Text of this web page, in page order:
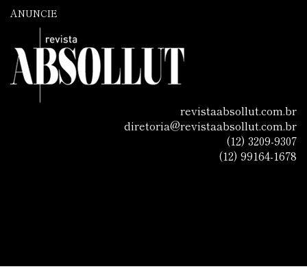
ANUNCIE
revistaabsollut.com.br
diretoria@revistaabsollut.com.br
(12) 3209-9307
(12) 99164-1678